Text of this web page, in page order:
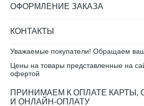
ОФОРМЛЕНИЕ ЗАКАЗА
КОНТАКТЫ
Уважаемые покупатели! Обращаем
Цены на товары представленные на
офертой
ПРИНИМАЕМ К ОПЛАТЕ КАРТЫ,
И ОНЛАЙН-ОПЛАТУ